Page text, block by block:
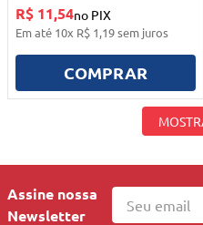
R$ 11,54no PIX
Em até 10x R$ 1,19sem juros
COMPRAR
Assine nossa
Newsletter